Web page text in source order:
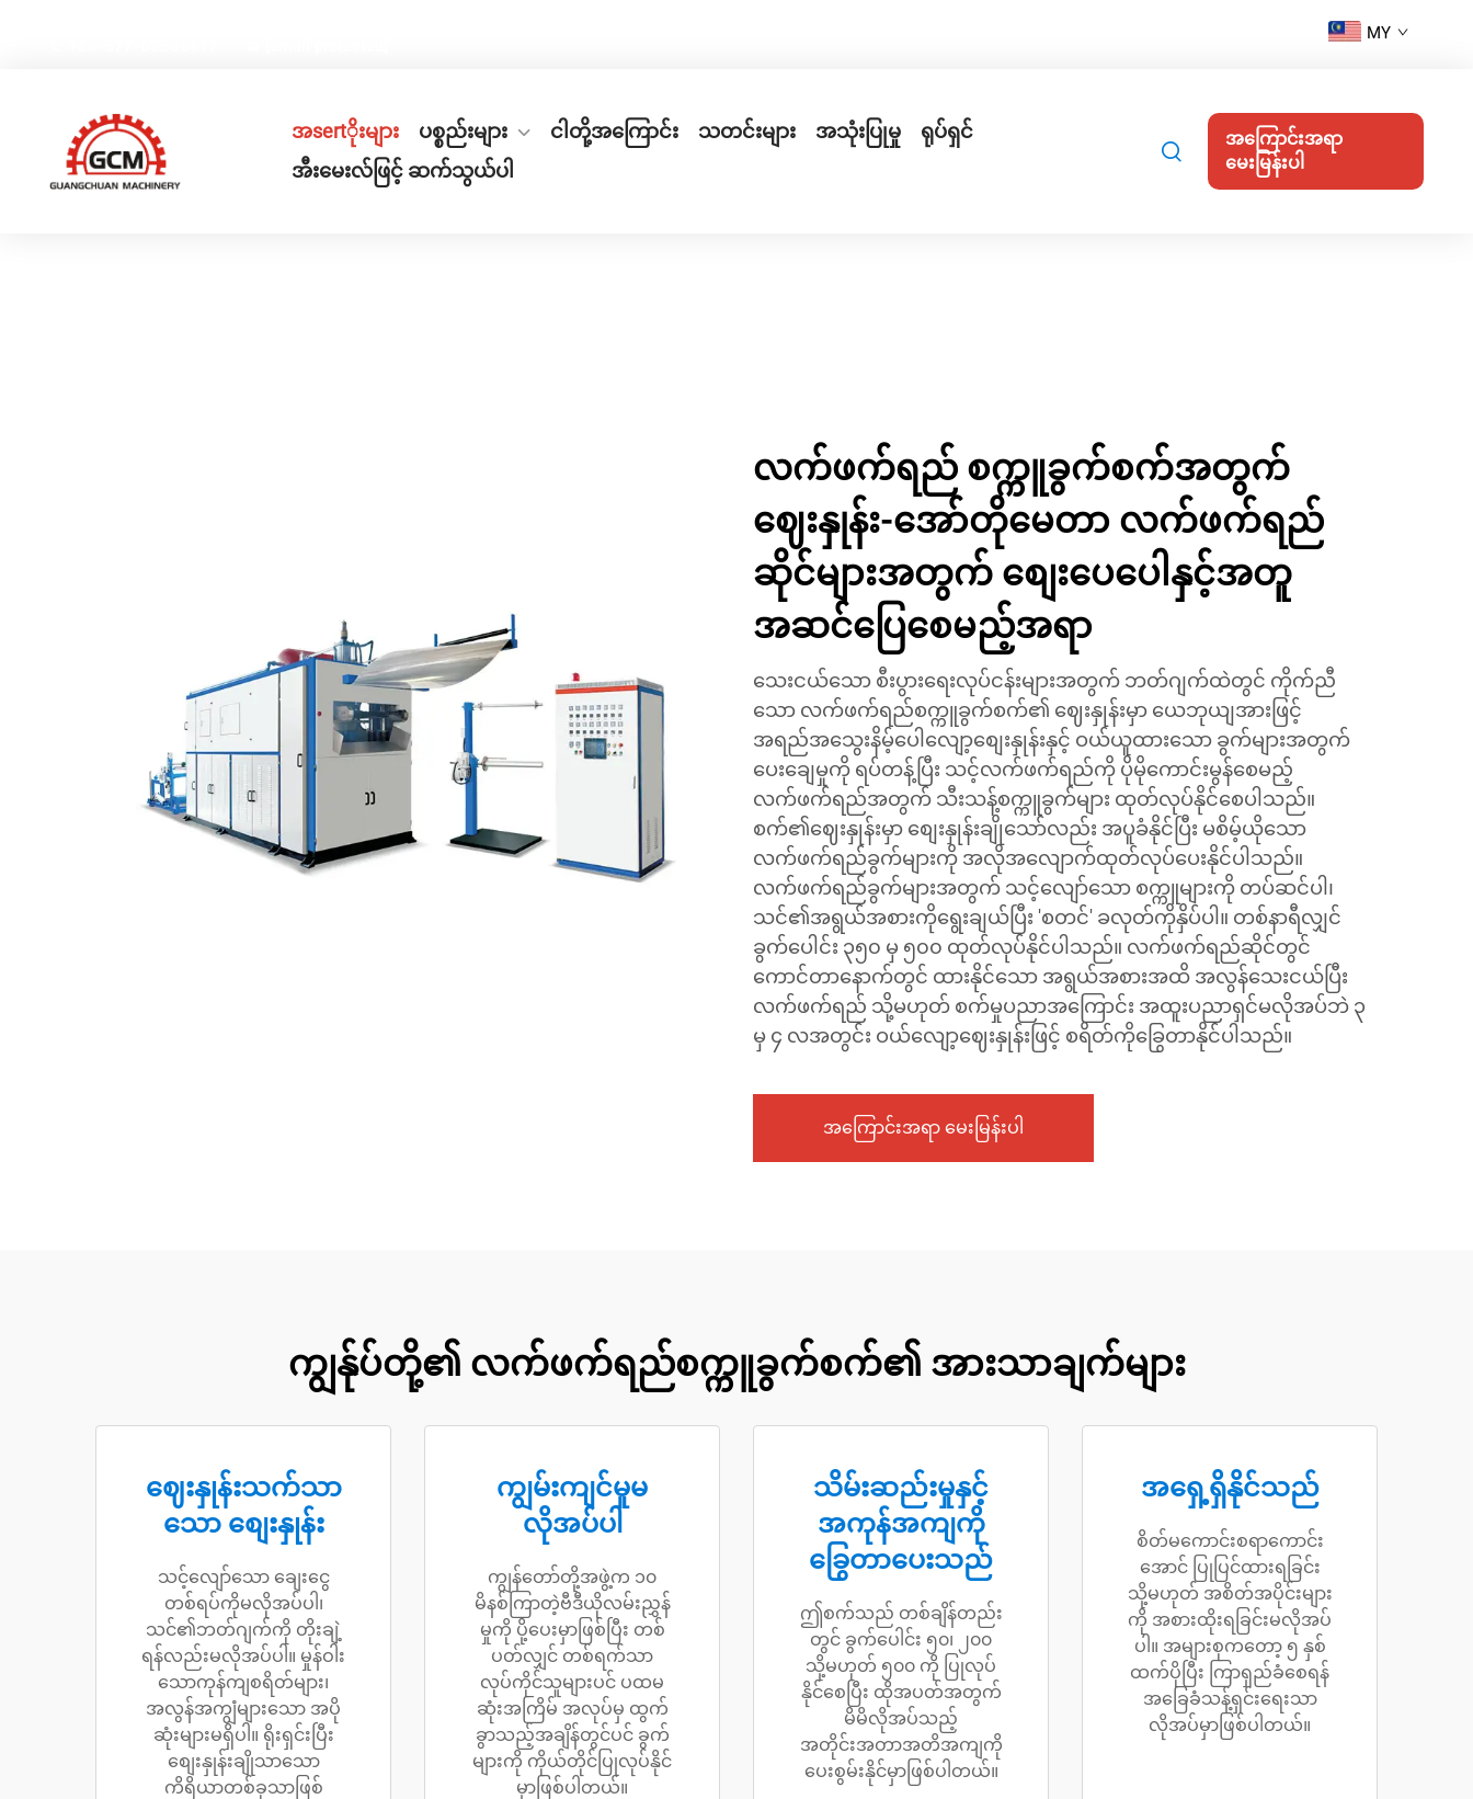
MY
အsertိုးများ ပစ္စည်းများ ငါတို့အကြောင်း သတင်းများ အသုံးပြုမှု
ရုပ်ရှင်
အီးမေးလ်ဖြင့် ဆက်သွယ်ပါ
အကြောင်းအရာ
မေးမြန်းပါ
လက်ဖက်ရည် စက္ကူခွက်စက်အတွက်
ဈေးနှုန်း-အော်တိုမေတာ လက်ဖက်ရည်
ဆိုင်များအတွက် စျေးပေပေါနှင့်အတူ
အဆင်ပြေစေမည့်အရာ
သေးငယ်သော စီးပွားရေးလုပ်ငန်းများအတွက် ဘတ်ဂျက်ထဲတွင် ကိုက်ညီ
သော လက်ဖက်ရည်စက္ကူခွက်စက်၏ ဈေးနှုန်းမှာ ယေဘုယျအားဖြင့်
အရည်အသွေးနိမ့်ပေါလျော့စျေးနှုန်းနှင့် ဝယ်ယူထားသော ခွက်များအတွက်
ပေးချေမှုကို ရပ်တန့်ပြီး သင့်လက်ဖက်ရည်ကို ပိုမိုကောင်းမွန်စေမည့်
လက်ဖက်ရည်အတွက် သီးသန့်စက္ကူခွက်များ ထုတ်လုပ်နိုင်စေပါသည်။
စက်၏ဈေးနှုန်းမှာ စျေးနှုန်းချိုသော်လည်း အပူခံနိုင်ပြီး မစိမ့်ယိုသော
လက်ဖက်ရည်ခွက်များကို အလိုအလျောက်ထုတ်လုပ်ပေးနိုင်ပါသည်။
လက်ဖက်ရည်ခွက်များအတွက် သင့်လျော်သော စက္ကူများကို တပ်ဆင်ပါ၊
သင်၏အရွယ်အစားကိုရွေးချယ်ပြီး 'စတင်' ခလုတ်ကိုနှိပ်ပါ။ တစ်နာရီလျှင်
ခွက်ပေါင်း ၃၅၀ မှ ၅၀၀ ထုတ်လုပ်နိုင်ပါသည်။ လက်ဖက်ရည်ဆိုင်တွင်
ကောင်တာနောက်တွင် ထားနိုင်သော အရွယ်အစားအထိ အလွန်သေးငယ်ပြီး
လက်ဖက်ရည် သို့မဟုတ် စက်မှုပညာအကြောင်း အထူးပညာရှင်မလိုအပ်ဘဲ ၃
မှ ၄ လအတွင်း ဝယ်လျော့ဈေးနှုန်းဖြင့် စရိတ်ကိုခြွေတာနိုင်ပါသည်။
အကြောင်းအရာ မေးမြန်းပါ
ကျွန်ုပ်တို့၏ လက်ဖက်ရည်စက္ကူခွက်စက်၏ အားသာချက်များ
ဈေးနှုန်းသက်သာ
သော စျေးနှုန်း
သင့်လျော်သော ချေးငွေ
တစ်ရပ်ကိုမလိုအပ်ပါ၊
သင်၏ဘတ်ဂျက်ကို တိုးချဲ့
ရန်လည်းမလိုအပ်ပါ။ မှုန်ဝါး
သောကုန်ကျစရိတ်များ၊
အလွန်အကျွံများသော အပို
ဆုံးများမရှိပါ။ ရိုးရှင်းပြီး
စျေးနှုန်းချိုသာသော
ကိရိယာတစ်ခုသာဖြစ်
ကျွမ်းကျင်မှုမ
လိုအပ်ပါ
ကျွန်တော်တို့အဖွဲ့က ၁၀
မိနစ်ကြာတဲ့ဗီဒီယိုလမ်းညွှန်
မှုကို ပို့ပေးမှာဖြစ်ပြီး တစ်
ပတ်လျှင် တစ်ရက်သာ
လုပ်ကိုင်သူများပင် ပထမ
ဆုံးအကြိမ် အလုပ်မှ ထွက်
ခွာသည့်အချိန်တွင်ပင် ခွက်
များကို ကိုယ်တိုင်ပြုလုပ်နိုင်
မှာဖြစ်ပါတယ်။
သိမ်းဆည်းမှုနှင့်
အကုန်အကျကို
ခြွေတာပေးသည်
ဤစက်သည် တစ်ချိန်တည်း
တွင် ခွက်ပေါင်း ၅၀၊ ၂၀၀
သို့မဟုတ် ၅၀၀ ကို ပြုလုပ်
နိုင်စေပြီး ထိုအပတ်အတွက်
မိမိလိုအပ်သည့်
အတိုင်းအတာအတိအကျကို
ပေးစွမ်းနိုင်မှာဖြစ်ပါတယ်။
အရှေ့ရှိနိုင်သည်
စိတ်မကောင်းစရာကောင်း
အောင် ပြုပြင်ထားရခြင်း
သို့မဟုတ် အစိတ်အပိုင်းများ
ကို အစားထိုးရခြင်းမလိုအပ်
ပါ။ အများစုကတော့ ၅ နှစ်
ထက်ပိုပြီး ကြာရှည်ခံစေရန်
အခြေခံသန့်ရှင်းရေးသာ
လိုအပ်မှာဖြစ်ပါတယ်။